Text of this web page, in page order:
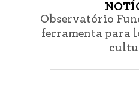
Observatório
ferramenta para